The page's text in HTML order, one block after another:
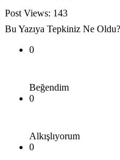
Post Views: 143
Bu Yazıya Tepkiniz Ne Oldu?
0
Beğendim
0
Alkışlıyorum
0